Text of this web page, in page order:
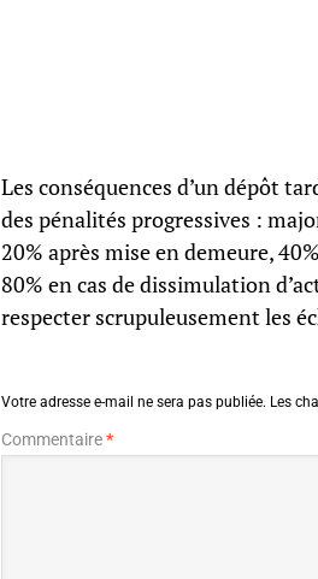
Les conséquences d’un dépôt
des pénalités progressives :
20% après mise en demeure,
80% en cas de dissimulation
respecter scrupuleusement les
Votre adresse e-mail ne sera pas publiée. Les
Commentaire*